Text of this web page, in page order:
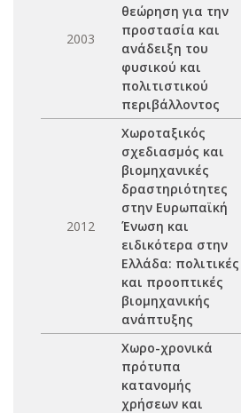
2003
θεώρηση για την
προστασία και
ανάδειξη του
φυσικού και
πολιτιστικού
περιβάλλοντος
2012
Χωροταξικός
σχεδιασμός και
βιομηχανικές
δραστηριότητες
στην Ευρωπαϊκή
Ένωση και
ειδικότερα στην
Ελλάδα: πολιτικές
και προοπτικές
βιομηχανικής
ανάπτυξης
Χωρο-χρονικά
πρότυπα
κατανομής
χρήσεων και